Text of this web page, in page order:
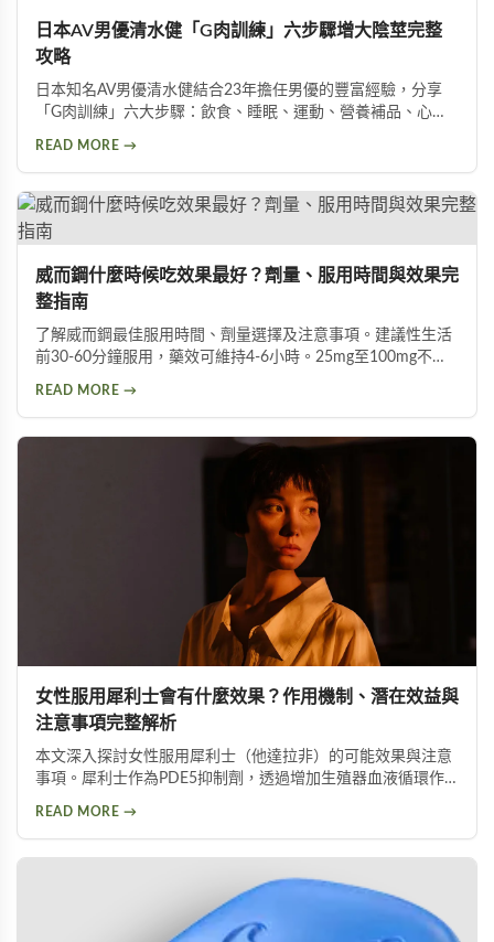
日本AV男優清水健「G肉訓練」六步驟增大陰莖完整
攻略
日本知名AV男優清水健結合23年擔任男優的豐富經驗，分享
「G肉訓練」六大步驟：飲食、睡眠、運動、營養補品、心
READ MORE →
威而鋼什麼時候吃效果最好？劑量、服用時間與效果完
整指南
了解威而鋼最佳服用時間、劑量選擇及注意事項。建議性生活
前30-60分鐘服用，藥效可維持4-6小時。25mg至100mg不同
READ MORE →
女性服用犀利士會有什麼效果？作用機制、潛在效益與
注意事項完整解析
本文深入探討女性服用犀利士（他達拉非）的可能效果與注意
事項。犀利士作為PDE5抑制劑，透過增加生殖器血液循環作
READ MORE →